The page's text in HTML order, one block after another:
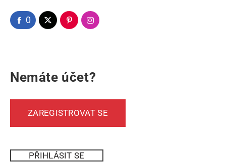
0
Nemáte účet?
ZAREGISTROVAT SE
PŘIHLÁSIT SE